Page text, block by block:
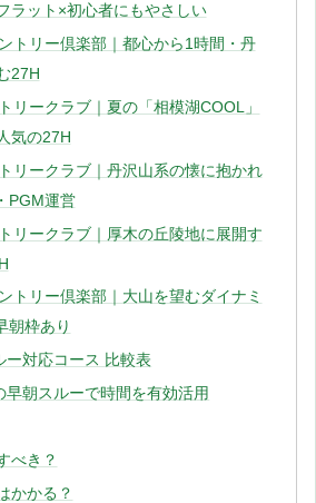
ラット×初心者にもやさしい
トリー倶楽部｜都心から1時間・丹
27H
リークラブ｜夏の「相模湖COOL」
気の27H
リークラブ｜丹沢山系の懐に抱かれ
PGM運営
リークラブ｜厚木の丘陵地に展開す
トリー倶楽部｜大山を望むダイナミ
朝枠あり
ー対応コース 比較表
早朝スルーで時間を有効活用
べき？
かかる？